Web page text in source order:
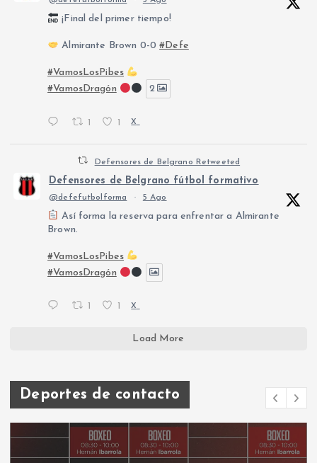
¡Final del primer tiempo!
Almirante Brown 0-0#Defe
#VamosLosPibes
#VamosDragón
2
1 1 X
Defensores de Belgrano Retweeted
Defensores de Belgrano fútbol formativo
@defefutbolforma · 5 Ago
Así forma la reserva para enfrentar a Almirante
Brown.
#VamosLosPibes
#VamosDragón
X
Load More
Deportes de contacto